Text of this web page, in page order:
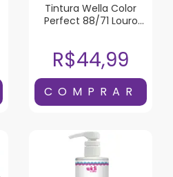
Tintura Wella Color
Perfect 88/71 Louro
R$44,99